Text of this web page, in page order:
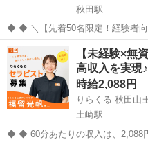
秋田駅
◆ ◆ ＼【先着50名限定！経験者向けキャンペーン実施中／ リラクゼ
ーション経験者限定！ 2026年7月
回以上入店された先着50名の方へ
東京都・...
秋田 秋田市 秋田駅 セ
【未経験×無
高収入を実現
時給2,088円
りらくる 秋田山
土崎駅
◆ ◆ 60分あたりの収入は、2,088円～3,510円！ セラピスト１人あた